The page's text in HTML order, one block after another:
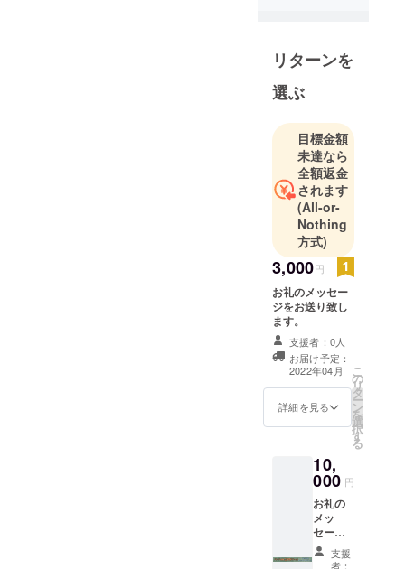
と思い今年
度2月末で19
年間働いて
きた会社を
退職し、宮
崎県串間市
に移住をし
ます。
厳しい道の
りとは思っ
ています
が、家族で
新たな
「道」を歩
みます。
小さい時か
ら海釣り、
そして高校
時代から
をしてい
て、「海」
という母に
助けられて
います。
宮崎県とい
リターンを
選ぶ
目標金額
未達なら
全額返金
されます
(All-or-
Nothing
方式)
3,000円
お礼のメッセー
ジをお送り致し
ます。
支援者：0人
お届け予定：
2022年04月
詳細を見る
こ
の
リ
タ
ー
ン
を
選
択
す
る
10,
000 円
お礼の
メッ
セージ
＆ド
チャチ
支援
者：